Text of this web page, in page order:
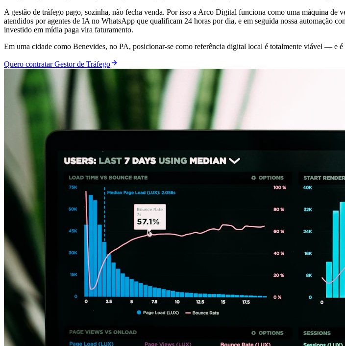
A gestão de tráfego pago, sozinha, não fecha venda. Por isso a Arco Digital funciona como uma máquina de
atendidos por agentes de IA no WhatsApp que qualificam 24 horas por dia, e em seguida nossa automação
investido em mídia paga vira faturamento.
Em uma cidade como Benevides, no PA, posicionar-se como referência digital local é totalmente viável — e
Quero contratar Gestor de Tráfego